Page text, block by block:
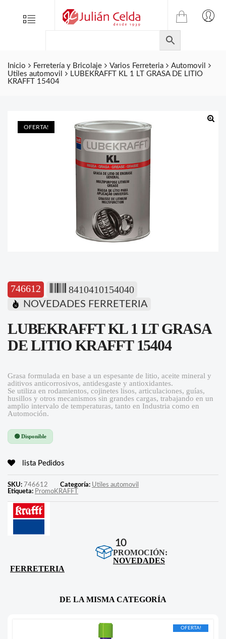
Menu
TIENDA
ONLINE
DE
JULIAN
CELDA
Inicio Ferretería y Bricolaje Varios Ferreteria
Automovil
Utiles automovil
LUBEKRAFFT KL 1 LT GRASA DE LITIO
KRAFFT 15404
OFERTA!
746612 8410410154040
NOVEDADES FERRETERIA
LUBEKRAFFT KL 1 LT GRASA
DE LITIO KRAFFT 15404
Grasa formulada en base a un espesante de litio, aceite mineral y
aditivos anticorrosivos, antidesgaste y antioxidantes.
Se utiliza en rodamientos, cojinetes lisos, articulaciones, guías,
husillos y otros mecanismos sin grandes cargas, trabajando en un
amplio intervalo de temperaturas, tanto en Industria como en
Automoción.
🟢 Disponible
lista Pedidos
SKU: 746612 Categoría: Utiles automovil
Etiqueta: PromoKRAFFT
10
PROMOCIÓN:
NOVEDADES
FERRETERIA
DE LA MISMA CATEGORÍA
OFERTA!
Folletos
Contacto